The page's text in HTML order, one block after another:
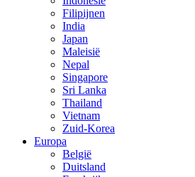
Filipijnen
India
Japan
Maleisië
Nepal
Singapore
Sri Lanka
Thailand
Vietnam
Zuid-Korea
Europa
België
Duitsland